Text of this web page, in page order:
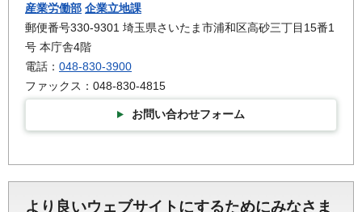
産業労働部 企業立地課
郵便番号330-9301 埼玉県さいたま市浦和区高砂三丁目15番1
号 本庁舎4階
電話： 048-830-3900
ファックス：048-830-4815
お問い合わせフォーム
より良いウェブサイトにするためにみなさま